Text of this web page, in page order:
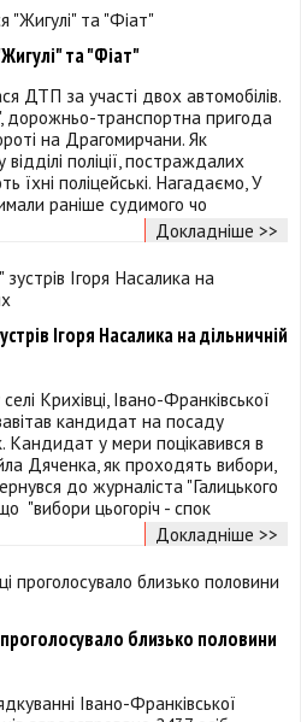
та "Фіат"
ДТП за участі двох автомобілів.
дорожньо-транспортна пригода
на Драгомирчани. Як
поліції, постраждалих
їхні поліцейські. Нагадаємо, У
раніше судимого чо
Докладніше >>
Ігоря Насалика на дільничній
Крихівці, Івано-Франківської
кандидат на посаду
Кандидат у мери поцікавився в
Дяченка, як проходять вибори,
до журналіста "Галицького
"вибори цьогоріч - спок
Докладніше >>
проголосувало близько половини
Івано-Франківської